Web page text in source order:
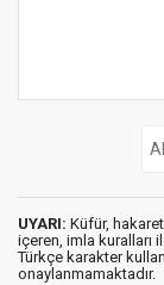
UYARI: Küfür,
içeren, imla kuralları
Türkçe karakter
onaylanmamaktadır.